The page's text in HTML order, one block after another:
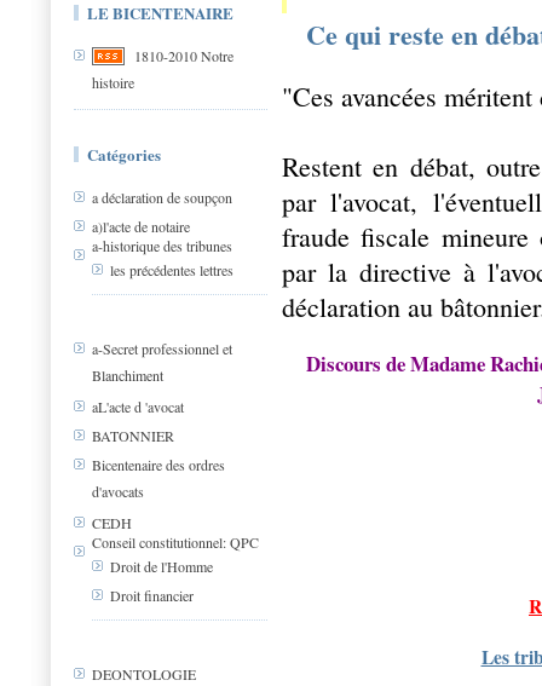
LE BICENTENAIRE
1810-2010 Notre
histoire
Catégories
a déclaration de soupçon
a)l'acte de notaire
a-historique des tribunes
les précédentes lettres
a-Secret professionnel et
Blanchiment
aL'acte d 'avocat
BATONNIER
Bicentenaire des ordres
d'avocats
CEDH
Conseil constitutionnel: QPC
Droit de l'Homme
Droit financier
DEONTOLOGIE
Ce qui reste en
"Ces avancées
Restent en débat,
par l'avocat,
fraude fiscale
par la directive à
déclaration au
Discours de Madame
Les